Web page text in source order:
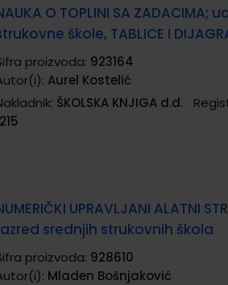
O TOPLINI SA ZADACIMA;
škole, TABLICE I
proizvoda: 923164
Aurel Kostelić
ŠKOLSKA KNJIGA d.d.
UPRAVLJANI ALATNI
srednjih strukovnih škola
proizvoda: 928610
Mladen Bošnjaković